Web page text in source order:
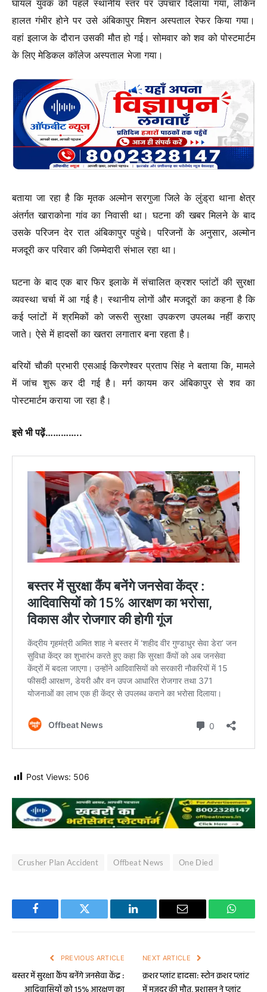
घायल युवक को पहले स्थानीय स्तर पर उपचार दिलाया गया, लेकिन
हालत गंभीर होने पर उसे अंबिकापुर मिशन अस्पताल रेफर किया गया।
वहां इलाज के दौरान उसकी मौत हो गई। सोमवार को शव को पोस्टमार्टम
के लिए मेडिकल कॉलेज अस्पताल भेजा गया।
बताया जा रहा है कि मृतक अल्मोन सरगुजा जिले के लुंड्रा थाना क्षेत्र
अंतर्गत खाराकोना गांव का निवासी था। घटना की खबर मिलने के बाद
उसके परिजन देर रात अंबिकापुर पहुंचे। परिजनों के अनुसार, अल्मोन
मजदूरी कर परिवार की जिम्मेदारी संभाल रहा था।
घटना के बाद एक बार फिर इलाके में संचालित क्रशर प्लांटों की सुरक्षा
व्यवस्था चर्चा में आ गई है। स्थानीय लोगों और मजदूरों का कहना है कि
कई प्लांटों में श्रमिकों को जरूरी सुरक्षा उपकरण उपलब्ध नहीं कराए
जाते। ऐसे में हादसों का खतरा लगातार बना रहता है।
बरियों चौकी प्रभारी एसआई किरणेश्वर प्रताप सिंह ने बताया कि, मामले
में जांच शुरू कर दी गई है। मर्ग कायम कर अंबिकापुर से शव का
पोस्टमार्टम कराया जा रहा है।
इसे भी पढ़ें…………..
Post Views: 506
Crusher Plan Accident Offbeat News One Died
Facebook Twitter LinkedIn Email
PREVIOUS ARTICLE
बस्तर में सुरक्षा कैंप बनेंगे जनसेवा केंद्र :
NEXT ARTICLE
क्रशर प्लांट हादसा: स्टोन क्रशर प्लांट